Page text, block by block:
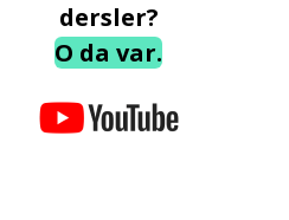
dersler?
O da var.